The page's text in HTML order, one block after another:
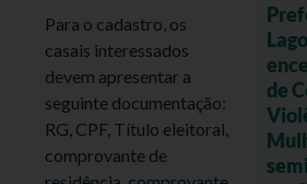
Para o cadastro, os
casais interessados
devem apresentar a
seguinte documentação:
RG, CPF, Título eleitoral,
comprovante de
de